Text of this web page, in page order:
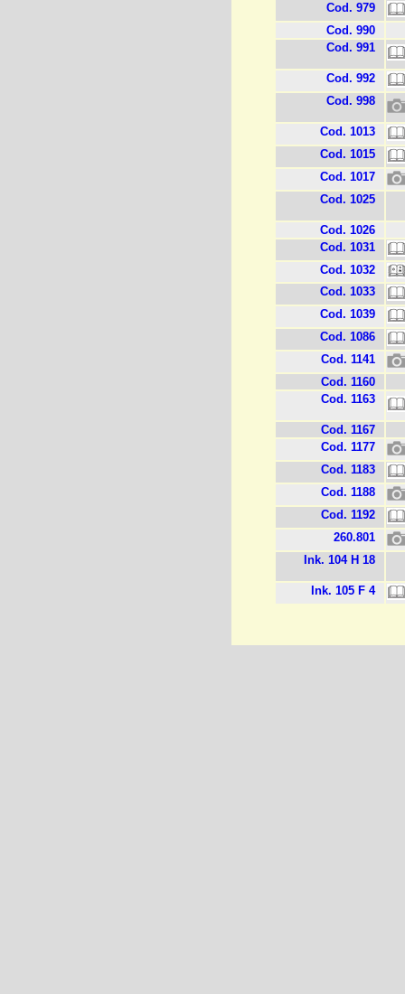
Cod. 979
Cod. 990
Cod. 991
Cod. 992
Cod. 998
Cod. 1013
Cod. 1015
Cod. 1017
Cod. 1025
Cod. 1026
Cod. 1031
Cod. 1032
Cod. 1033
Cod. 1039
Cod. 1086
Cod. 1141
Cod. 1160
Cod. 1163
Cod. 1167
Cod. 1177
Cod. 1183
Cod. 1188
Cod. 1192
260.801
Ink. 104 H 18
Ink. 105 F 4